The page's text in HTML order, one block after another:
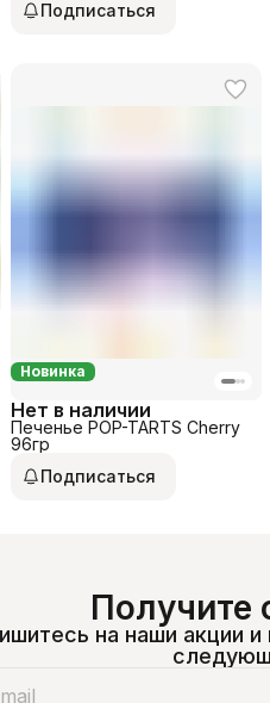
Подписаться
Новинка
Нет в наличии
Печенье POP-TARTS Cherry
96гр
Подписаться
Получите
на наши акции и